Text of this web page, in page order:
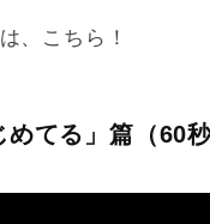
、こちら！
めてる」篇（60秒